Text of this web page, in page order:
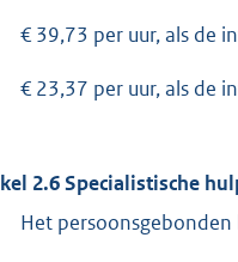
€ 39,73 per uur, als de
€ 23,37 per uur, als de
2.6 Specialistische
Het